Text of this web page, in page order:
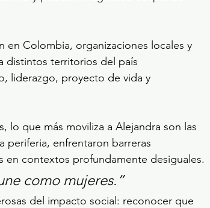
en Colombia, organizaciones locales y
distintos territorios del país
liderazgo, proyecto de vida y
lo que más moviliza a Alejandra son las
periferia, enfrentaron barreras
en contextos profundamente desiguales.
como mujeres.”
del impacto social: reconocer que